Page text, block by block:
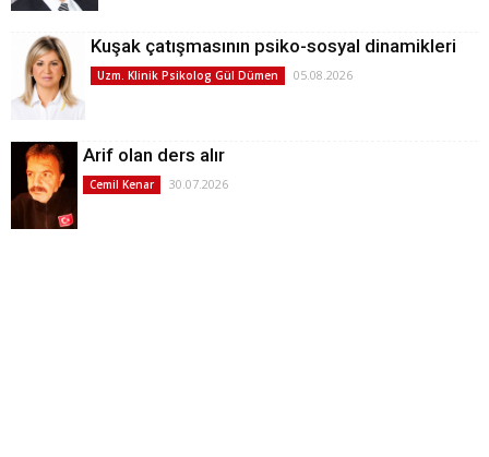
Kuşak çatışmasının psiko-sosyal dinamikleri
Uzm. Klinik Psikolog Gül Dümen 05.08.2026
Arif olan ders alır
Cemil Kenar 30.07.2026